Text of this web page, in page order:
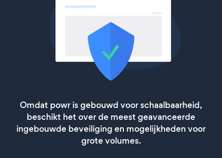
Omdat powr is gebouwd voor schaalbaarheid,
beschikt het over de meest geavanceerde
ingebouwde beveiliging en mogelijkheden voor
grote volumes.